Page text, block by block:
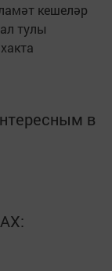
кешеләр
тулы
в